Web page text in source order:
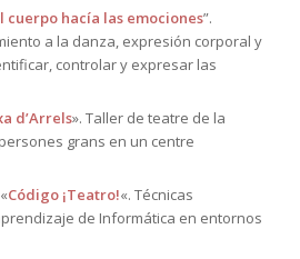
cuerpo hacía las emociones”.
a la danza, expresión corporal y
controlar y expresar las
d’Arrels». Taller de teatre de la
grans en un centre
Código ¡Teatro!«. Técnicas
de Informática en entornos